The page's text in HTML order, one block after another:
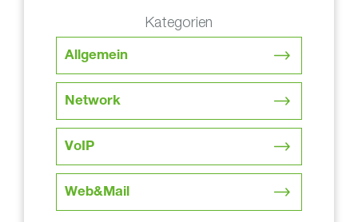
Kategorien
Allgemein
Network
VoIP
Web&Mail